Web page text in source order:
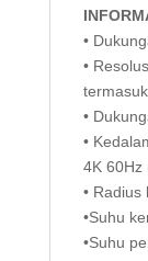
•
•
•
•
4K 60Hz
• Radius
•Suhu
•Suhu